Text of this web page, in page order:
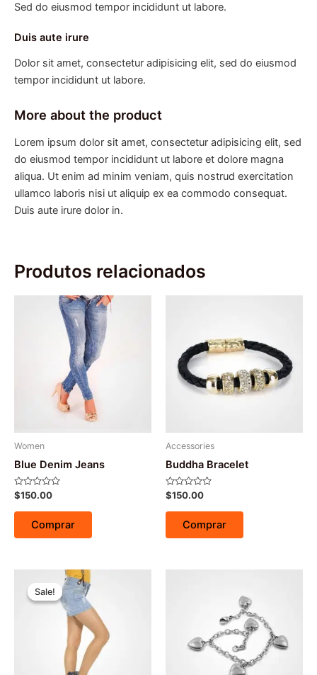
Sed do eiusmod tempor incididunt ut labore.
Duis aute irure
Dolor sit amet, consectetur adipisicing elit, sed do eiusmod
tempor incididunt ut labore.
More about the product
Lorem ipsum dolor sit amet, consectetur adipisicing elit, sed
do eiusmod tempor incididunt ut labore et dolore magna
aliqua. Ut enim ad minim veniam, quis nostrud exercitation
ullamco laboris nisi ut aliquip ex ea commodo consequat.
Duis aute irure dolor in.
Produtos relacionados
Women
Blue Denim Jeans
Avaliação
0
de
$150.00
Comprar
Accessories
Buddha Bracelet
Avaliação
0
de
$150.00
Comprar
Sale!
Sale!